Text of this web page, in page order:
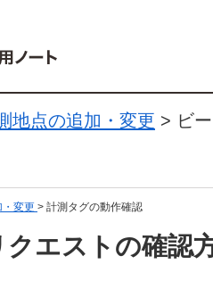
地点の追加・変更 > ビ
・変更 > 計測タグの動作確認
クエストの確認